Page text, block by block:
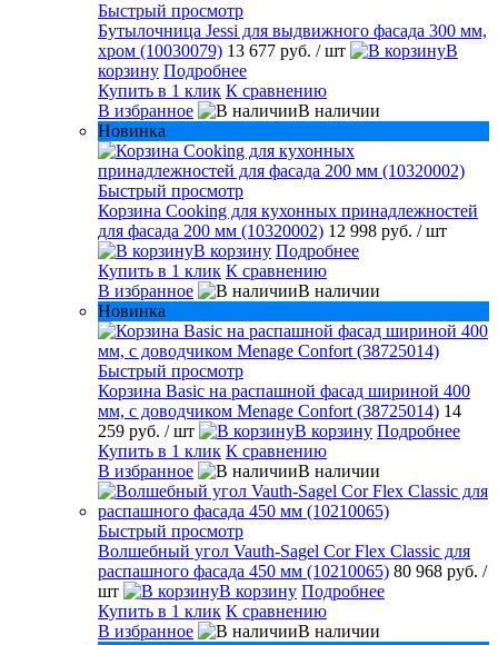
Быстрый просмотр
Бутылочница Jessi для выдвижного фасада 300 мм,
хром (10030079) 13 677 руб. / шт
В
корзину Подробнее
Купить в 1 клик К сравнению
В избранное
В наличии
Новинка
Быстрый просмотр
Корзина Cooking для кухонных принадлежностей
для фасада 200 мм (10320002) 12 998 руб. / шт
В корзину Подробнее
Купить в 1 клик К сравнению
В избранное
В наличии
Новинка
Быстрый просмотр
Корзина Basic на распашной фасад шириной 400
мм, с доводчиком Menage Confort (38725014) 14
259 руб. / шт В корзину Подробнее
Купить в 1 клик К сравнению
В избранное
В наличии
Быстрый просмотр
Волшебный угол Vauth-Sagel Cor Flex Classic для
распашного фасада 450 мм (10210065) 80 968 руб. /
шт
В корзину Подробнее
Купить в 1 клик К сравнению
В избранное
В наличии